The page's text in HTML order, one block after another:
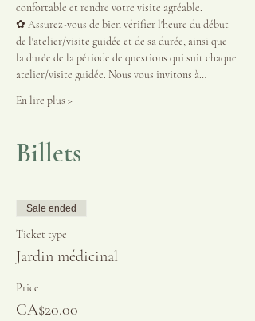
confortable et rendre votre visite agréable.
✿ Assurez-vous de bien vérifier l'heure du début
de l'atelier/visite guidée et de sa durée, ainsi que
la durée de la période de questions qui suit chaque
atelier/visite guidée. Nous vous invitons à…
En lire plus >
Billets
Sale ended
Ticket type
Jardin médicinal
Price
CA$20.00